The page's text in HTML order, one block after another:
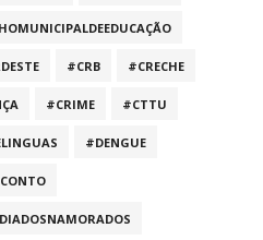
#CRB #CRECHE
#CRIME #CTTU
#DENGUE